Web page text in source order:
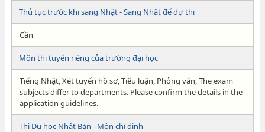
Thủ tục trước khi sang Nhật - Sang Nhật để dự thi
Cần
Môn thi tuyển riêng của trường đại học
Tiếng Nhật, Xét tuyển hồ sơ, Tiểu luận, Phỏng vấn, The exam
subjects differ to departments. Please confirm the details in the
application guidelines.
Thi Du học Nhật Bản - Môn chỉ định